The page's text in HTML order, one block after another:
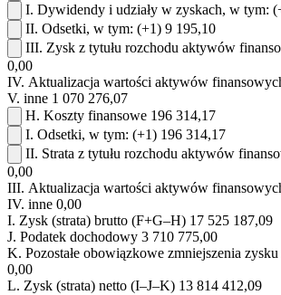
I. Dywidendy i udziały w zyskach, w tym:
II. Odsetki, w tym: (+1) 9 195,10
III. Zysk z tytułu rozchodu aktywów
0,00
IV. Aktualizacja wartości aktywów
V. inne 1 070 276,07
H. Koszty finansowe 196 314,17
I. Odsetki, w tym: (+1) 196 314,17
II. Strata z tytułu rozchodu aktywów
0,00
III. Aktualizacja wartości aktywów
IV. inne 0,00
I. Zysk (strata) brutto (F+G–H) 17 525 187,09
J. Podatek dochodowy 3 710 775,00
K. Pozostałe obowiązkowe zmniejszenia
0,00
L. Zysk (strata) netto (I–J–K) 13 814 412,09